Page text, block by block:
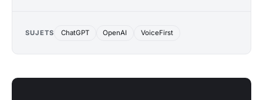
SUJETS ChatGPT OpenAI VoiceFirst